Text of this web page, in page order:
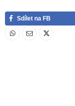
Sdílet na FB